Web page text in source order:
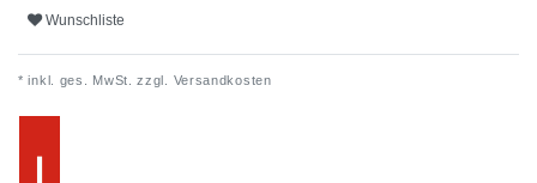
Wunschliste
* inkl. ges. MwSt. zzgl. Versandkosten